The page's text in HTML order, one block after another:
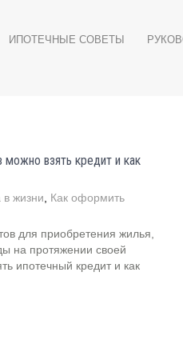
ИПОТЕЧНЫЕ СОВЕТЫ
можно взять кредит и как
в жизни
Как оформить
для приобретения жилья,
на протяжении своей
ипотечный кредит и как